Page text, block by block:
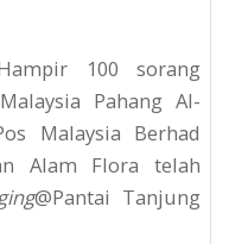
100 sorang
Pahang Al-
Malaysia Berhad
Alam Flora telah
@Pantai Tanjung